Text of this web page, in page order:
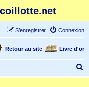
Connexion
S’enregistrer
Livre d'or
Retour au site
e